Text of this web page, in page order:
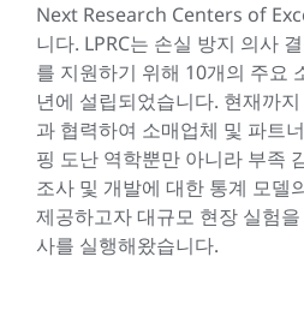
Next Research Centers of
니다. LPRC는 손실 방지 의사
를 지원하기 위해 10개의 주요
년에 설립되었습니다. 현재까
과 협력하여 소매업체 및 파트
핑 도난 역학뿐만 아니라 부족
조사 및 개발에 대한 통계 모델
제공하고자 대규모 현장 실험
사를 실행해왔습니다.